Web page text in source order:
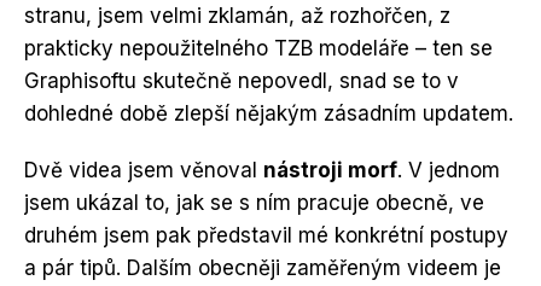
stranu, jsem velmi zklamán, až rozhořčen, z
prakticky nepoužitelného TZB modeláře – ten se
Graphisoftu skutečně nepovedl, snad se to v
dohledné době zlepší nějakým zásadním updatem.
Dvě videa jsem věnoval nástroji morf. V jednom
jsem ukázal to, jak se s ním pracuje obecně, ve
druhém jsem pak představil mé konkrétní postupy
a pár tipů. Dalším obecněji zaměřeným videem je